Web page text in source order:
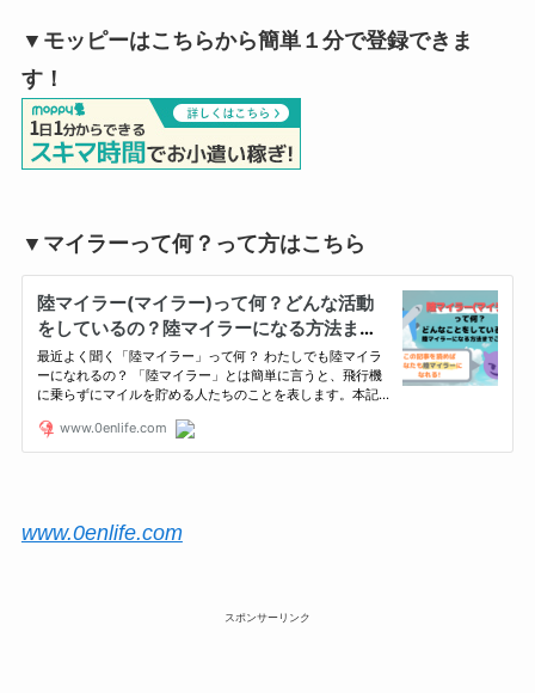
▼モッピーはこちらから簡単１分で登録できま
す！
▼マイラーって何？って方はこちら
www.0enlife.com
スポンサーリンク